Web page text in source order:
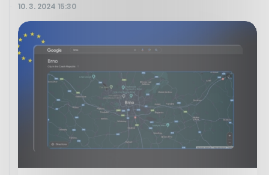
10. 3. 2024 15:30